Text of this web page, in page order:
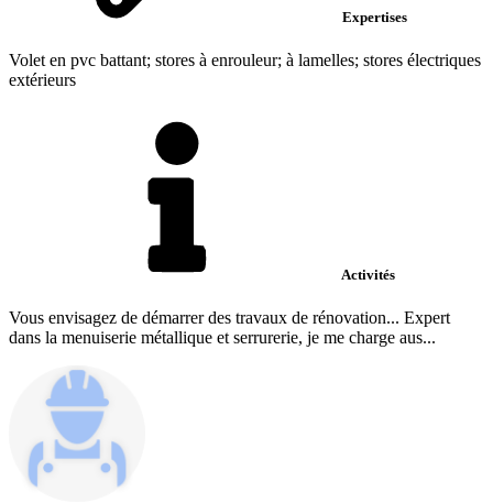
Expertises
Volet en pvc battant; stores à enrouleur; à lamelles; stores électriques
extérieurs
Activités
Vous envisagez de démarrer des travaux de rénovation... Expert
dans la menuiserie métallique et serrurerie, je me charge aus...